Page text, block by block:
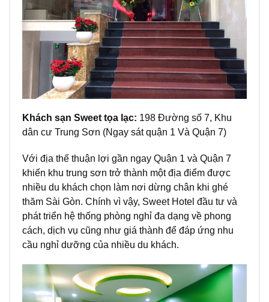
Khách sạn Sweet tọa lạc: 198 Đường số 7, Khu
dân cư Trung Sơn (Ngay sát quận 1 Và Quận 7)
Với địa thế thuận lợi gần ngay Quận 1 và Quận 7
khiến khu trung sơn trở thành một địa điểm được
nhiều du khách chọn làm nơi dừng chân khi ghé
thăm Sài Gòn. Chính vì vậy, Sweet Hotel đầu tư và
phát triển hệ thống phòng nghỉ đa dạng về phong
cách, dịch vụ cũng như giá thành để đáp ứng nhu
cầu nghỉ dưỡng của nhiều du khách.